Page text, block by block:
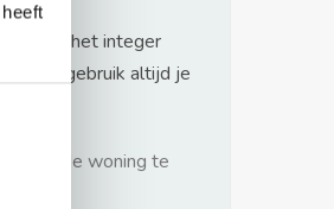
aan het integer
maar gebruik altijd je
de woning te